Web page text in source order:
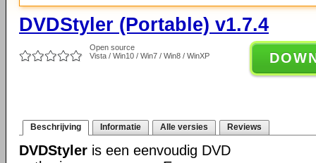
DVDStyler (Portable) v1.7.4
Open source
Vista / Win10 / Win7 / Win8 / WinXP
Beschrijving Informatie Alle versies Reviews
DVDStyler is een eenvoudig DVD